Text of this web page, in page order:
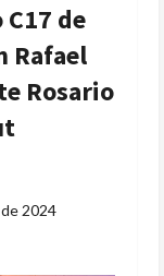
de
Rafael
Rosario
2024